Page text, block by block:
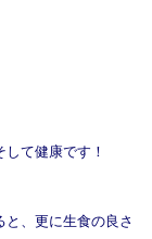
て健康です！
、更に生食の良さ